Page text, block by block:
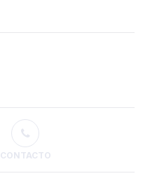
CONTACTO